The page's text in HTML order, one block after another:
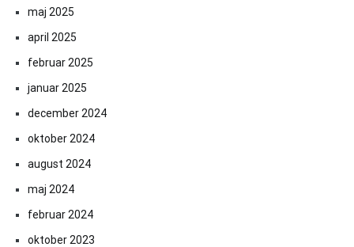
maj 2025
april 2025
februar 2025
januar 2025
december 2024
oktober 2024
august 2024
maj 2024
februar 2024
oktober 2023